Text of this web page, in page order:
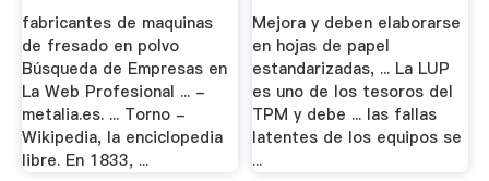
fabricantes de maquinas
de fresado en polvo
Búsqueda de Empresas en
La Web Profesional ... -
metalia.es. ... Torno -
Wikipedia, la enciclopedia
libre. En 1833, ...
Mejora y deben elaborarse
en hojas de papel
estandarizadas, ... La LUP
es uno de los tesoros del
TPM y debe ... las fallas
latentes de los equipos se
...